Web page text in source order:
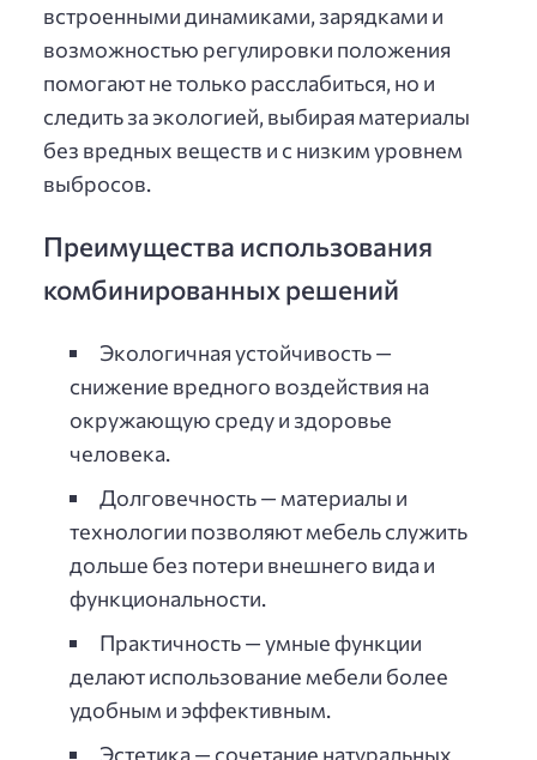
встроенными динамиками, зарядками и
возможностью регулировки положения
помогают не только расслабиться, но и
следить за экологией, выбирая материалы
без вредных веществ и с низким уровнем
выбросов.
Преимущества использования
комбинированных решений
Экологичная устойчивость —
снижение вредного воздействия на
окружающую среду и здоровье
человека.
Долговечность — материалы и
технологии позволяют мебель служить
дольше без потери внешнего вида и
функциональности.
Практичность — умные функции
делают использование мебели более
удобным и эффективным.
Эстетика — сочетание натуральных